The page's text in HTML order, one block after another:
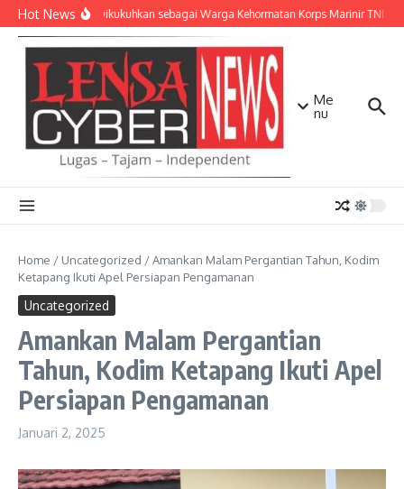
Lewati ke konten
Hot NewsKasad Dikukuhkan sebagai Warga Kehormatan Korps Marinir TNI AL
Me
nu
Home / Uncategorized /Amankan Malam Pergantian Tahun, Kodim
Ketapang Ikuti Apel Persiapan Pengamanan
Uncategorized
Amankan Malam Pergantian
Tahun, Kodim Ketapang Ikuti Apel
Persiapan Pengamanan
Januari 2, 2025